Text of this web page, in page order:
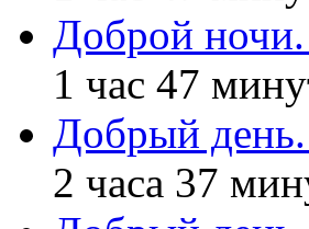
Доброй
1 час 47
Добрый
2 часа 37